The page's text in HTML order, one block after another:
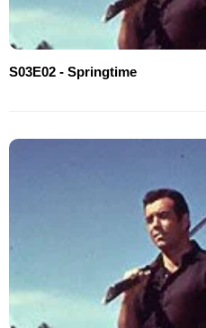
S03E02 - Springtime